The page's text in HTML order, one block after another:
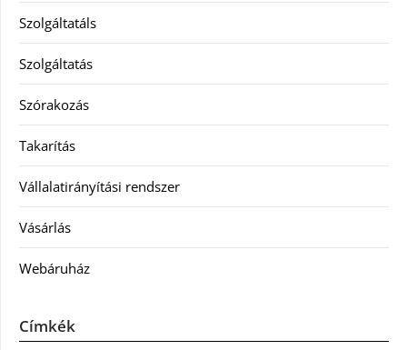
Szolgáltatáls
Szolgáltatás
Szórakozás
Takarítás
Vállalatirányítási rendszer
Vásárlás
Webáruház
Címkék